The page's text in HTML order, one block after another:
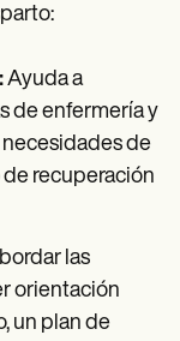
Ayuda a
de enfermería y
necesidades de
de recuperación
las
orientación
un plan de